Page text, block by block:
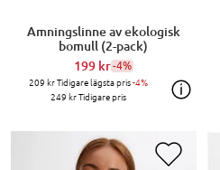
Amningslinne av ekologisk
bomull (2-pack)
199 kr-4%
209 krTidigare lägsta pris-4%
249 krTidigare pris